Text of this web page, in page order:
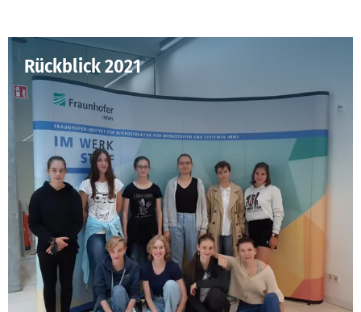
Rückblick 2021